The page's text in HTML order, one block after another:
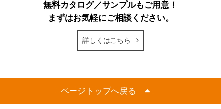
無料カタログ／サンプルもご用意！
まずはお気軽にご相談ください。
詳しくはこちら
ページトップへ戻る